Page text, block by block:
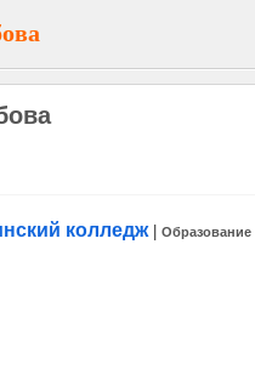
колледж| Образование